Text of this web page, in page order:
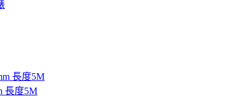
長度5M
長度5M